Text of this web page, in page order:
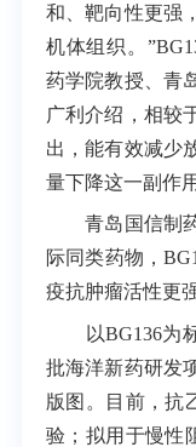
和、靶向性更强
机体组织。
药学院教授、青
广利介绍，相较
出，能有效减少
量下降这一副作用
青岛国信制药
际同类药物，
疫抗肿瘤活性更强
以BG136为标
批海洋新药研发
版图。目前，抗
验；拟用于慢性